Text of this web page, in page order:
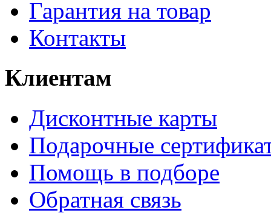
Гарантия на товар
Контакты
Клиентам
Дисконтные карты
Подарочные
Помощь в подборе
Обратная связь